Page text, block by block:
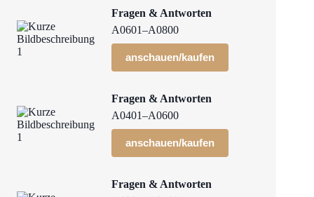
Fragen & Antworten
A0601–A0800
anschauen/kaufen
Fragen & Antworten
A0401–A0600
anschauen/kaufen
Fragen & Antworten